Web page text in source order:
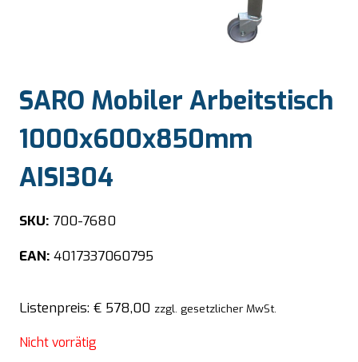
SARO Mobiler Arbeitstisch
1000x600x850mm
AISI304
SKU: 700-7680
EAN: 4017337060795
Listenpreis: € 578,00 zzgl. gesetzlicher MwSt.
Nicht vorrätig